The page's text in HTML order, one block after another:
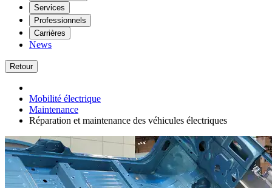
Services
Professionnels
Carrières
News
Retour
Mobilité électrique
Maintenance
Réparation et maintenance des véhicules électriques